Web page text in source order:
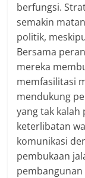
berfungsi.
semakin
politik,
Bersama
mereka
memfasilitasi
mendukung
yang tak
keterlibatan
komunikasi
pembukaan